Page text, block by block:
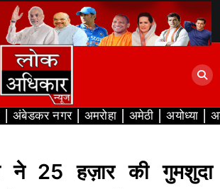
अंबेडकर नगर अमरोहा अमेठी अयोध्या
ने 25 हज़ार की गुमशुदा